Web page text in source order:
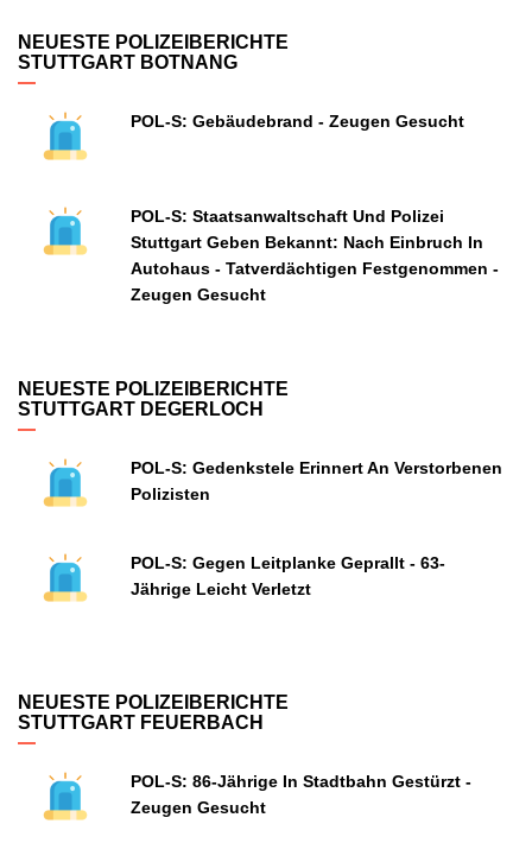
NEUESTE POLIZEIBERICHTE
STUTTGART BOTNANG
POL-S: Gebäudebrand - Zeugen Gesucht
POL-S: Staatsanwaltschaft Und Polizei
Stuttgart Geben Bekannt: Nach Einbruch In
Autohaus - Tatverdächtigen Festgenommen -
Zeugen Gesucht
NEUESTE POLIZEIBERICHTE
STUTTGART DEGERLOCH
POL-S: Gedenkstele Erinnert An Verstorbenen
Polizisten
POL-S: Gegen Leitplanke Geprallt - 63-
Jährige Leicht Verletzt
NEUESTE POLIZEIBERICHTE
STUTTGART FEUERBACH
POL-S: 86-Jährige In Stadtbahn Gestürzt -
Zeugen Gesucht